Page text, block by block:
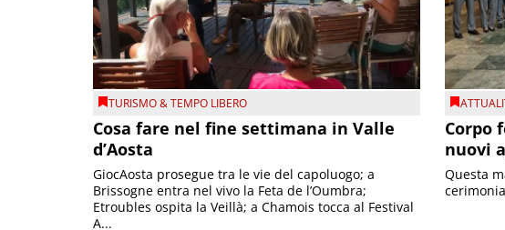
TURISMO & TEMPO LIBERO
Cosa fare nel fine settimana in Valle
d’Aosta
GiocAosta prosegue tra le vie del capoluogo; a
Brissogne entra nel vivo la Feta de l’Oumbra;
Etroubles ospita la Veillà; a Chamois tocca al Festival
A...
Corpo
nuovi
Questa